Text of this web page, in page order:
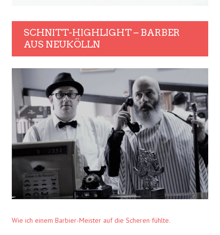
SCHNITT-HIGHLIGHT – BARBER
AUS NEUKÖLLN
Wie ich einem Barbier-Meister auf die Scheren fühlte.